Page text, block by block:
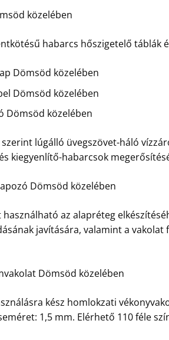
közelében
habarcs hőszigetelő táblák
Dömsöd közelében
Dömsöd közelében
Dömsöd közelében
lúgálló üvegszövet-háló
kiegyenlítő-habarcsok
Dömsöd közelében
használható az alapréteg
javítására, valamint a
Dömsöd közelében
kész homlokzati
1,5 mm. Elérhető 110 féle